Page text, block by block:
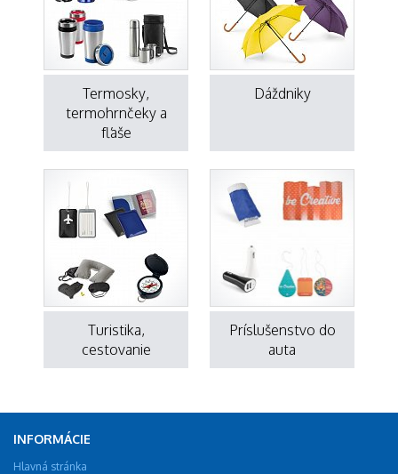
Termosky,
termohrnčeky a
fľaše
Dáždniky
Turistika,
cestovanie
Príslušenstvo do
auta
INFORMÁCIE
Hlavná stránka